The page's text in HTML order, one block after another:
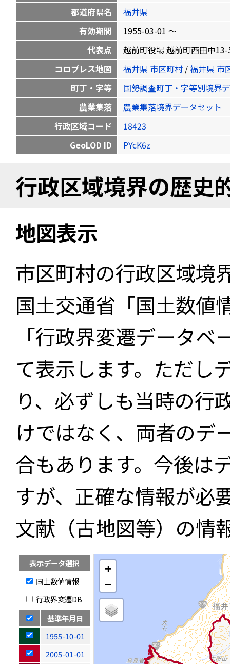
都道府県名
福井県
有効期間
1955-03-01 〜
代表点
越前町役場 越前町西田中
コロプレス地図
福井県 市区町村 /福井県 市
町丁・字等
国勢調査町丁・字等別境界
農業集落
農業集落境界データセット
行政区域コード
18423
GeoLOD ID
PYcK6z
行政区域境界の歴史
地図表示
市区町村の行政区域境
国土交通省「国土数値
「行政界変遷データ
て表示します。ただし
り、必ずしも当時の行
けではなく、両者のデ
合もあります。今後は
すが、正確な情報が必
文献（古地図等）の情
表示データ選択
国土数値情報
行政界変遷DB
基準年月日
1955-10-01
2005-01-01
+
−